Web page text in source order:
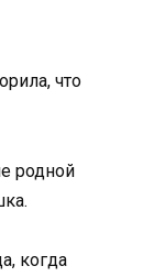
что
родной
когда